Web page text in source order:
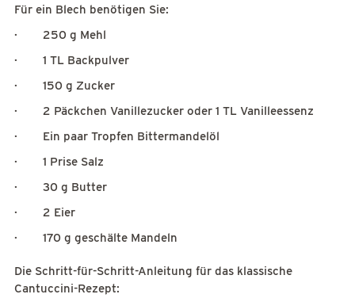
Für ein Blech benötigen Sie:
· 250 g Mehl
· 1 TL Backpulver
· 150 g Zucker
· 2 Päckchen Vanillezucker oder 1 TL Vanilleessenz
· Ein paar Tropfen Bittermandelöl
· 1 Prise Salz
· 30 g Butter
· 2 Eier
· 170 g geschälte Mandeln
Die Schritt-für-Schritt-Anleitung für das klassische
Cantuccini-Rezept: